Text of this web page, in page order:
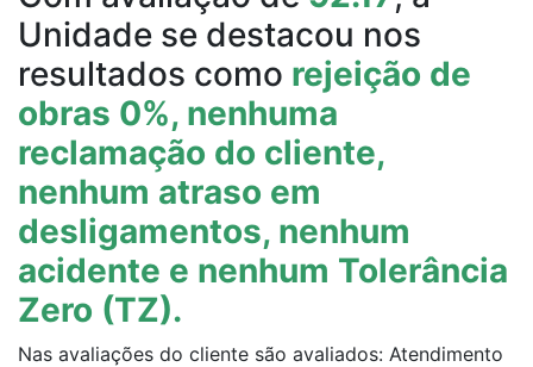
Unidade se destacou nos
resultados como rejeição de
obras 0%, nenhuma
reclamação do cliente,
nenhum atraso em
desligamentos, nenhum
acidente e nenhum Tolerância
Zero (TZ).
Nas avaliações do cliente são avaliados: Atendimento